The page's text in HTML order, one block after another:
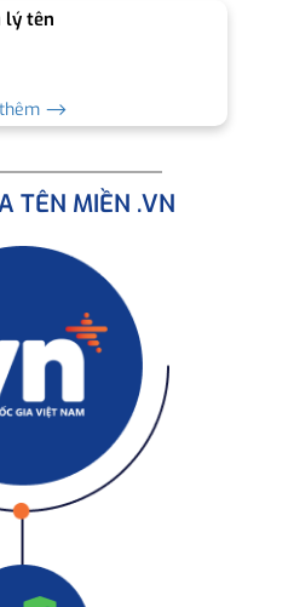
lý tên
thêm ⟶
TÊN MIỀN .VN